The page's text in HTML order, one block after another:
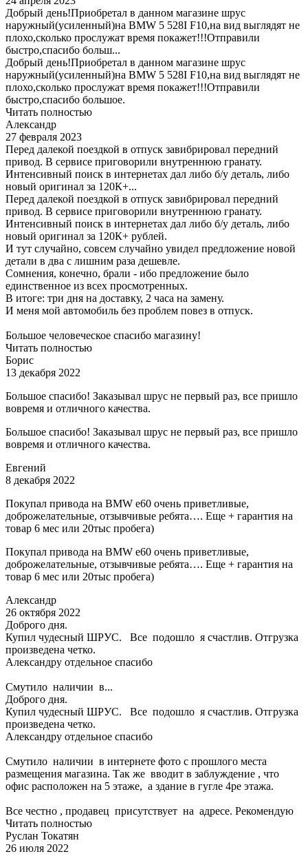
Добрый день!Приобретал в данном магазине шрус
наружный(усиленный)на BMW 5 528I F10,на вид выглядят не
плохо,сколько прослужат время покажет!!!Отправили
быстро,спасибо больш...
Добрый день!Приобретал в данном магазине шрус
наружный(усиленный)на BMW 5 528I F10,на вид выглядят не
плохо,сколько прослужат время покажет!!!Отправили
быстро,спасибо большое.
Читать полностью
Александр
27 февраля 2023
Перед далекой поездкой в отпуск завибрировал передний
привод. В сервисе приговорили внутреннюю гранату.
Интенсивный поиск в интернетах дал либо б/у деталь, либо
новый оригинал за 120К+...
Перед далекой поездкой в отпуск завибрировал передний
привод. В сервисе приговорили внутреннюю гранату.
Интенсивный поиск в интернетах дал либо б/у деталь, либо
новый оригинал за 120К+ рублей.
И тут случайно, совсем случайно увидел предложение новой
детали в два с лишним раза дешевле.
Сомнения, конечно, брали - ибо предложение было
единственное из всех просмотренных.
В итоге: три дня на доставку, 2 часа на замену.
И меня мой автомобиль без проблем повез в отпуск.
Большое человеческое спасибо магазину!
Читать полностью
Борис
13 декабря 2022
Большое спасибо! Заказывал шрус не первый раз, все пришло
вовремя и отличного качества.
Большое спасибо! Заказывал шрус не первый раз, все пришло
вовремя и отличного качества.
Евгений
8 декабря 2022
Покупал привода на BMW e60 очень приветливые,
доброжелательные, отзывчивые ребята…. Еще + гарантия на
товар 6 мес или 20тыс пробега)
Покупал привода на BMW e60 очень приветливые,
доброжелательные, отзывчивые ребята…. Еще + гарантия на
товар 6 мес или 20тыс пробега)
Александр
26 октября 2022
Доброго дня.
Купил чудесный ШРУС. Все подошло я счастлив. Отгрузка
произведена четко.
Александру отдельное спасибо
Смутило наличии в...
Доброго дня.
Купил чудесный ШРУС. Все подошло я счастлив. Отгрузка
произведена четко.
Александру отдельное спасибо
Смутило наличии в интернете фото с прошлого места
размещения магазина. Так же вводит в заблуждение , что
офис расположен на 5 этаже, а здание в гугле 4ре этажа.
Все честно , продавец присутствует на адресе. Рекомендую
Читать полностью
Руслан Токатян
26 июля 2022